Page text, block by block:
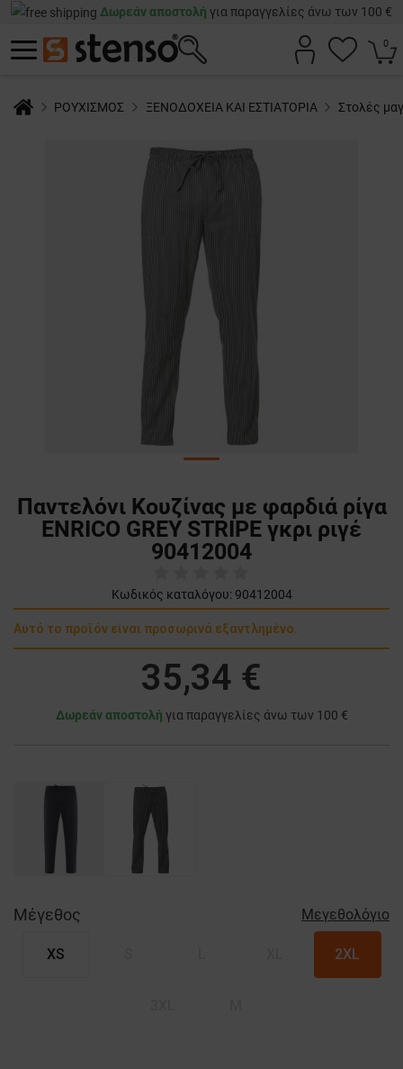
Δωρεάν αποστολή για παραγγελίες άνω των 100 €
0
ΡΟΥΧΙΣΜΟΣ ΞΕΝΟΔΟΧΕΙΑ ΚΑΙ ΕΣΤΙΑΤΟΡΙΑ Στολές
Παντελόνι Κουζίνας με φαρδιά ρίγα
ENRICO GREY STRIPE γκρι ριγέ
90412004
Κωδικός καταλόγου: 90412004
Αυτό το προϊόν είναι προσωρινά εξαντλημένο.
35,34 €
Δωρεάν αποστολή για παραγγελίες άνω των 100 €
Μέγεθος Μεγεθολόγιο
XS 2XL